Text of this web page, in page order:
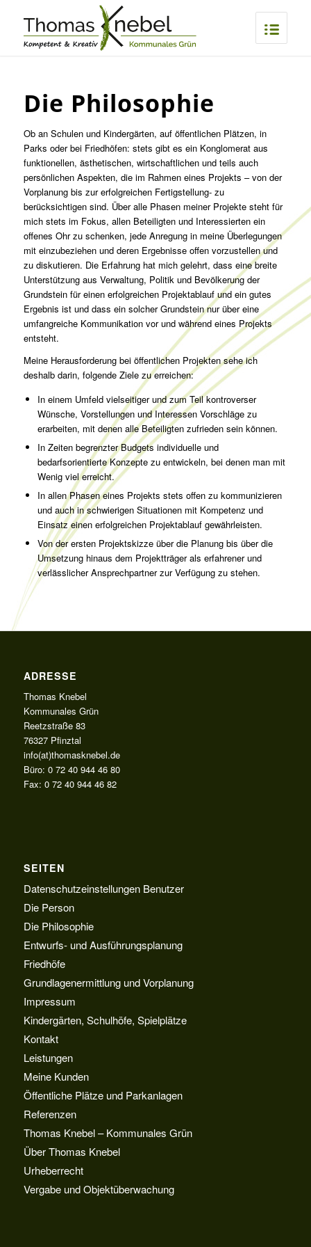
Die Philosophie
Ob an Schulen und Kindergärten, auf öffentlichen Plätzen, in
Parks oder bei Friedhöfen: stets gibt es ein Konglomerat aus
funktionellen, ästhetischen, wirtschaftlichen und teils auch
persönlichen Aspekten, die im Rahmen eines Projekts – von der
Vorplanung bis zur erfolgreichen Fertigstellung- zu
berücksichtigen sind. Über alle Phasen meiner Projekte steht für
mich stets im Fokus, allen Beteiligten und Interessierten ein
offenes Ohr zu schenken, jede Anregung in meine Überlegungen
mit einzubeziehen und deren Ergebnisse offen vorzustellen und
zu diskutieren. Die Erfahrung hat mich gelehrt, dass eine breite
Unterstützung aus Verwaltung, Politik und Bevölkerung der
Grundstein für einen erfolgreichen Projektablauf und ein gutes
Ergebnis ist und dass ein solcher Grundstein nur über eine
umfangreiche Kommunikation vor und während eines Projekts
entsteht.
Meine Herausforderung bei öffentlichen Projekten sehe ich
deshalb darin, folgende Ziele zu erreichen:
In einem Umfeld vielseitiger und zum Teil kontroverser
Wünsche, Vorstellungen und Interessen Vorschläge zu
erarbeiten, mit denen alle Beteiligten zufrieden sein können.
In Zeiten begrenzter Budgets individuelle und
bedarfsorientierte Konzepte zu entwickeln, bei denen man mit
Wenig viel erreicht.
In allen Phasen eines Projekts stets offen zu kommunizieren
und auch in schwierigen Situationen mit Kompetenz und
Einsatz einen erfolgreichen Projektablauf gewährleisten.
Von der ersten Projektskizze über die Planung bis über die
Umsetzung hinaus dem Projektträger als erfahrener und
verlässlicher Ansprechpartner zur Verfügung zu stehen.
ADRESSE
Thomas Knebel
Kommunales Grün
Reetzstraße 83
76327 Pfinztal
info(at)thomasknebel.de
Büro: 0 72 40 944 46 80
Fax: 0 72 40 944 46 82
SEITEN
Datenschutzeinstellungen Benutzer
Die Person
Die Philosophie
Entwurfs- und Ausführungsplanung
Friedhöfe
Grundlagenermittlung und Vorplanung
Impressum
Kindergärten, Schulhöfe, Spielplätze
Kontakt
Leistungen
Meine Kunden
Öffentliche Plätze und Parkanlagen
Referenzen
Thomas Knebel – Kommunales Grün
Über Thomas Knebel
Urheberrecht
Vergabe und Objektüberwachung